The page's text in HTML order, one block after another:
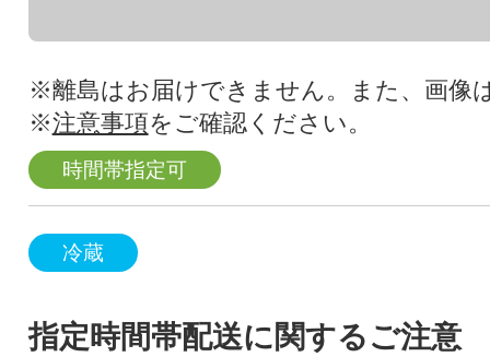
※離島はお届けできません。また、画像
※注意事項をご確認ください。
時間帯指定可
冷蔵
指定時間帯配送に関するご注意